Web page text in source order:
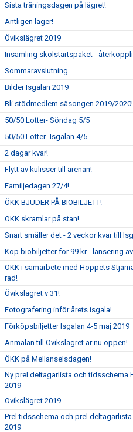
Sista träningsdagen på lägret!
Äntligen läger!
Övikslägret 2019
Insamling skolstartspaket -
Sommaravslutning
Bilder Isgalan 2019
Bli stödmedlem säsongen 2019/2020!
50/50 Lotter- Söndag 5/5
50/50 Lotter- Isgalan 4/5
2 dagar kvar!
Flytt av kulisser till arenan!
Familjedagen 27/4!
ÖKK BJUDER PÅ BIOBILJETT!
ÖKK skramlar på stan!
Snart smäller det - 2 veckor kvar till
Köp biobiljetter för 99 kr - lansering
ÖKK i samarbete med Hoppets
rad!
Övikslägret v 31!
Fotografering inför årets isgala!
Förköpsbiljetter Isgalan 4-5 maj 2019
Anmälan till Övikslägret är nu öppen!
ÖKK på Mellanselsdagen!
Ny prel deltagarlista och tidsschema
2019
Övikslägret 2019
Prel tidsschema och prel
2019